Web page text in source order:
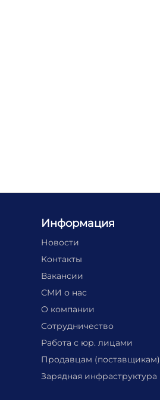
Информация
Новости
Контакты
Вакансии
СМИ о нас
О компании
Сотрудничество
Работа с юр. лицами
Продавцам (поставщикам)
Зарядная инфраструктура